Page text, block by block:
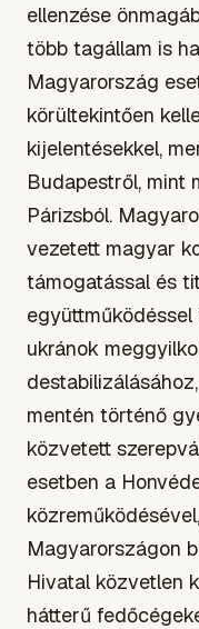
ellenzése
több tagállam is
Magyarország
körültekintően
kijelentésekkel,
Budapestről, mint
Párizsból.
vezetett magyar
támogatással és
ukránok
mentén történő
közvetett
esetben a
Magyarországon
Hivatal közvetlen
hátterű